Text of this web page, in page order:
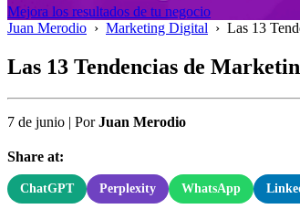
Mejora los resultados de tu negocio
Juan Merodio › Marketing Digital › Las 13
Las 13 Tendencias de
7 de junio | PorJuan Merodio
Share at:
ChatGPT Perplexity WhatsApp